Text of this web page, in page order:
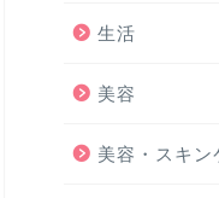
生活
美容
美容・スキン